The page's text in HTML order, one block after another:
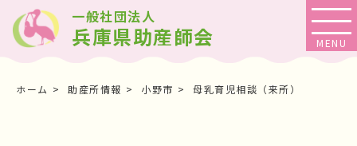
一般社団法人
兵庫県助産師会
ホーム 助産所情報 小野市 母乳育児相談（来所）